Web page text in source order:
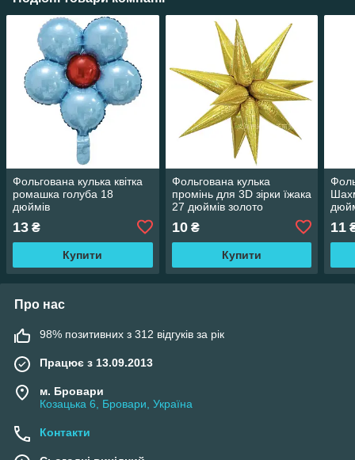
Фольгована кулька квітка
ромашка голуба 18
дюймів
13 ₴
Купити
Фольгована кулька
промінь для 3D зірки їжака
27 дюймів золото
10₴
Купити
11
Про нас
98% позитивних з 312 відгуків за рік
Працює з 13.09.2013
м. Бровари
Козацька 6, Бровари, Україна
Контакти